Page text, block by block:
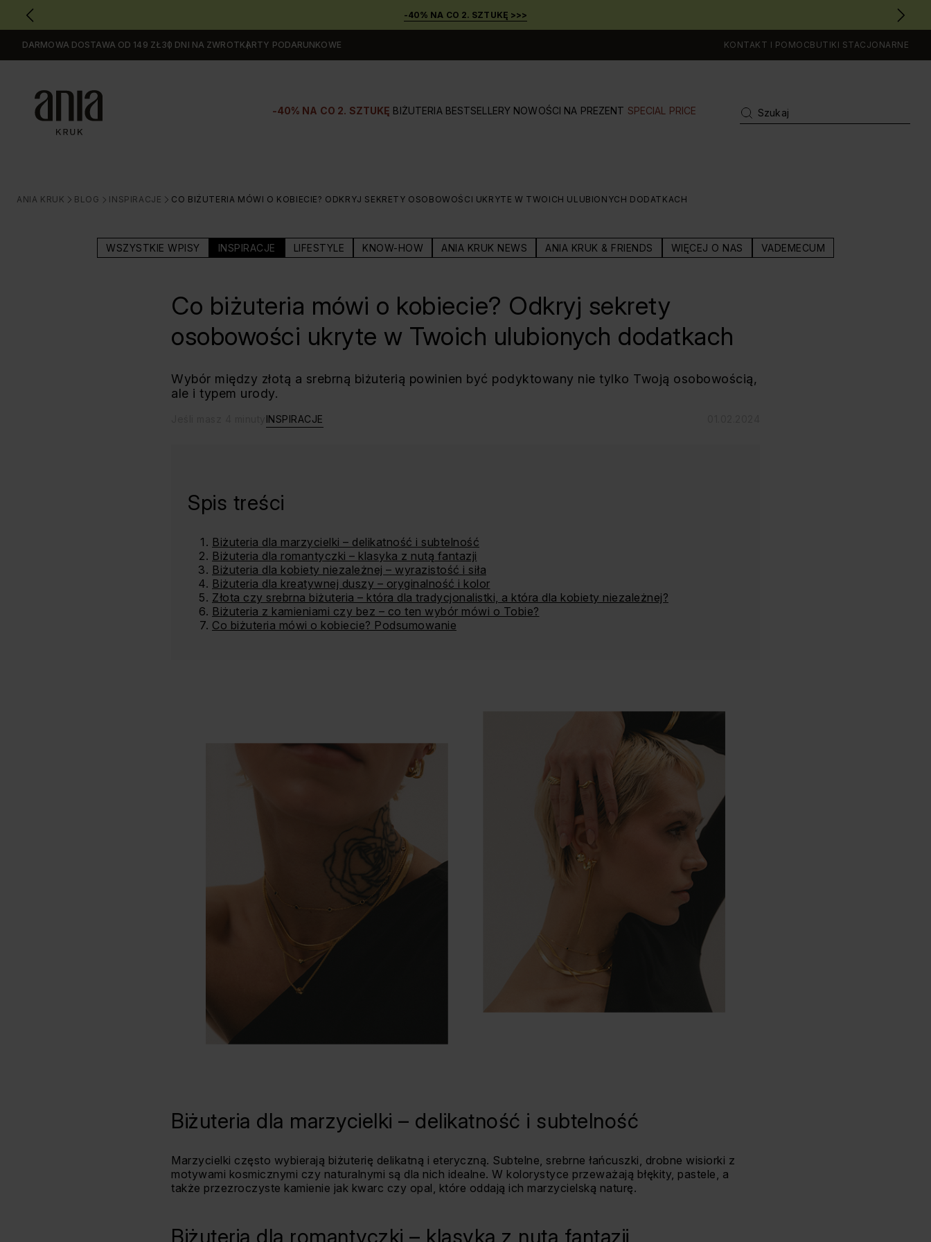
GŁÓWNEJ
ZAWARTOŚCI
MENU
-40% NA CO 2. SZTUKĘ >>>
DARMOWA DOSTAWA OD 149 ZŁ30 DNI NA ZWROTKARTY PODARUNKOWE KONTAKT I POMOCBUTIKI STACJONARNE
-40% NA CO 2. SZTUKĘ BIŻUTERIA BESTSELLERY NOWOŚCI NA PREZENT SPECIAL PRICE
ANIA KRUK
>
BLOG
>
INSPIRACJE
>
CO BIŻUTERIA MÓWI O KOBIECIE? ODKRYJ SEKRETY OSOBOWOŚCI UKRYTE W TWOICH ULUBIONYCH DODATKACH
WSZYSTKIE WPISY INSPIRACJE LIFESTYLE KNOW-HOW ANIA KRUK NEWS ANIA KRUK & FRIENDS WIĘCEJ O NAS VADEMECUM
Co biżuteria mówi o kobiecie? Odkryj sekrety
osobowości ukryte w Twoich ulubionych dodatkach
Wybór między złotą a srebrną biżuterią powinien być podyktowany nie tylko Twoją osobowością,
ale i typem urody.
INSPIRACJE
Spis treści
Biżuteria dla marzycielki – delikatność i subtelność
Biżuteria dla romantyczki – klasyka z nutą fantazji
Biżuteria dla kobiety niezależnej – wyrazistość i siła
Biżuteria dla kreatywnej duszy – oryginalność i kolor
Złota czy srebrna biżuteria – która dla tradycjonalistki, a która dla kobiety niezależnej?
Biżuteria z kamieniami czy bez – co ten wybór mówi o Tobie?
Co biżuteria mówi o kobiecie? Podsumowanie
Biżuteria dla marzycielki – delikatność i subtelność
Marzycielki często wybierają biżuterię delikatną i eteryczną. Subtelne, srebrne łańcuszki, drobne wisiorki z
motywami kosmicznymi czy naturalnymi są dla nich idealne. W kolorystyce przeważają błękity, pastele, a
także przezroczyste kamienie jak kwarc czy opal, które oddają ich marzycielską naturę.
Biżuteria dla romantyczki – klasyka z nutą fantazji